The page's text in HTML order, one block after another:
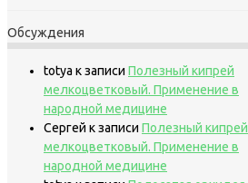
Обсуждения
totya к записи Полезный кипрей
мелкоцветковый. Применение в
народной медицине
Сергей к записи Полезный кипрей
мелкоцветковый. Применение в
народной медицине